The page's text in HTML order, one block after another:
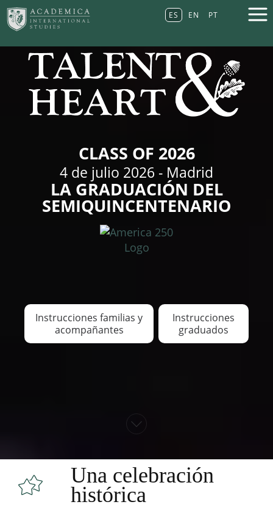
ES EN PT
CLASS OF 2026
4 de julio 2026 - Madrid
LA GRADUACIÓN DEL
SEMIQUINCENTENARIO
Instrucciones familias y
acompañantes
Instrucciones
graduados
Una celebración
histórica